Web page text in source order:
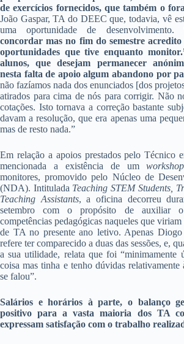
de exercícios fornecidos, que também o
João Gaspar, TA do DEEC que, todavia, vê
uma oportunidade de desenvolvimento.
concordar mas no fim do semestre
oportunidades que tive enquanto
alunos, que desejam permanecer
nesta falta de apoio algum abandono por
não fazíamos nada dos enunciados [dos
atirados para cima de nós para corrigir. Não
cotações. Isto tornava a correção bastante
davam a resolução, que era apenas uma
mas de resto nada.”
Em relação a apoios prestados pelo Técnico
mencionada a existência de umworkshop
monitores, promovido pelo Núcleo de
(NDA). Intitulada Teaching STEM Students,
Teaching Assistants, a oficina decorreu
setembro com o propósito de auxiliar o
competências pedagógicas naqueles que
de TA no presente ano letivo. Apenas
refere ter comparecido a duas das sessões, e,
a sua utilidade, relata que foi “minimamente
coisa mas tinha e tenho dúvidas
se falou”.
Salários e horários à parte, o balanço
positivo para a vasta maioria dos TA
expressam satisfação com o trabalho